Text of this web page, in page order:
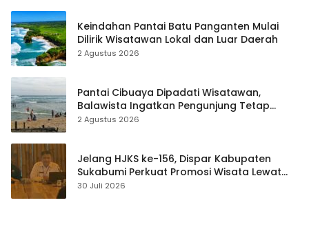
Keindahan Pantai Batu Panganten Mulai
Dilirik Wisatawan Lokal dan Luar Daerah
2 Agustus 2026
Pantai Cibuaya Dipadati Wisatawan,
Balawista Ingatkan Pengunjung Tetap
Waspada
2 Agustus 2026
Jelang HJKS ke-156, Dispar Kabupaten
Sukabumi Perkuat Promosi Wisata Lewat
Publikasi Digital
30 Juli 2026